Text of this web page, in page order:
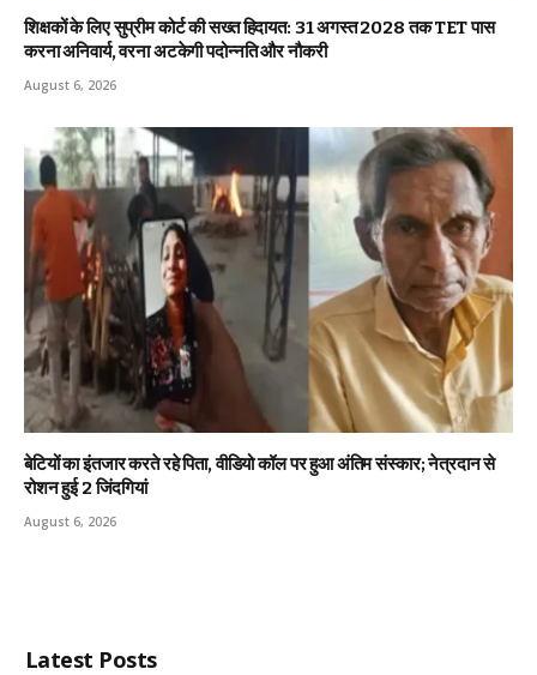
शिक्षकों के लिए सुप्रीम कोर्ट की सख्त हिदायत: 31 अगस्त 2028 तक TET पास
करना अनिवार्य, वरना अटकेगी पदोन्नति और नौकरी
August 6, 2026
बेटियों का इंतजार करते रहे पिता, वीडियो कॉल पर हुआ अंतिम संस्कार; नेत्रदान से
रोशन हुई 2 जिंदगियां
August 6, 2026
Latest Posts